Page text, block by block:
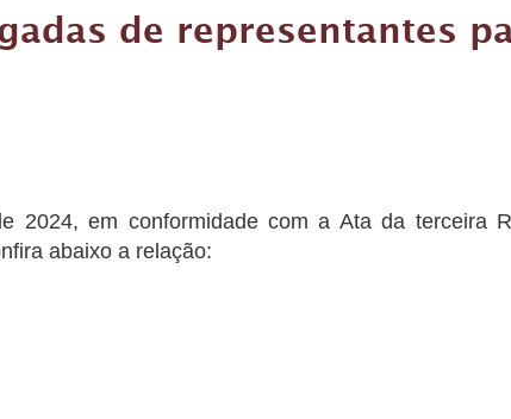
de representantes
2024, em conformidade com a Ata da terceira
abaixo a relação: